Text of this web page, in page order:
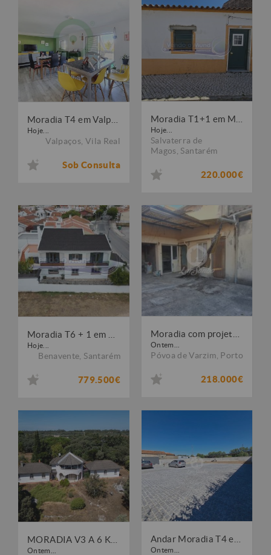
Hoje...
Valpaços Vila Real
Sob Consulta
Hoje...
Salvaterra de
Magos Santarém
220.000€
Hoje...
Benavente Santarém
779.500€
Ontem...
Póvoa de Varzim Porto
218.000€
Ontem... Ontem...